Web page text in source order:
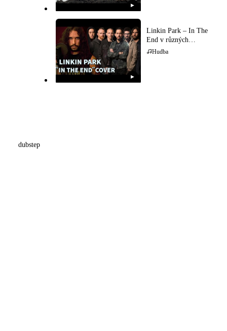
dubstep
▶
▶
Linkin Park – In The
End v různých
hudebních stylech
Hudba